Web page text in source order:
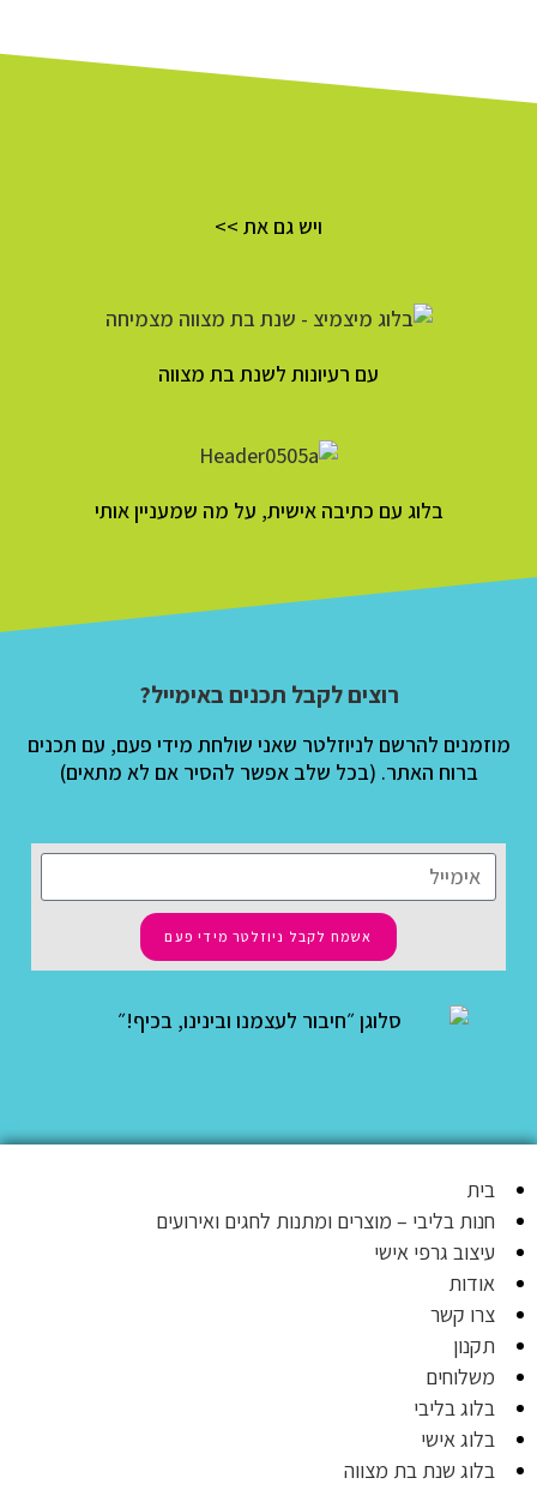
ויש גם את >>
עם רעיונות לשנת בת מצווה
בלוג עם כתיבה אישית, על מה שמעניין אותי
רוצים לקבל תכנים באימייל?
מוזמנים להרשם לניוזלטר שאני שולחת מידי פעם, עם תכנים
ברוח האתר. (בכל שלב אפשר להסיר אם לא מתאים)
אשמח לקבל ניוזלטר מידי פעם
בית
חנות בליבי – מוצרים ומתנות לחגים ואירועים
עיצוב גרפי אישי
אודות
צרו קשר
תקנון
משלוחים
בלוג בליבי
בלוג אישי
בלוג שנת בת מצווה